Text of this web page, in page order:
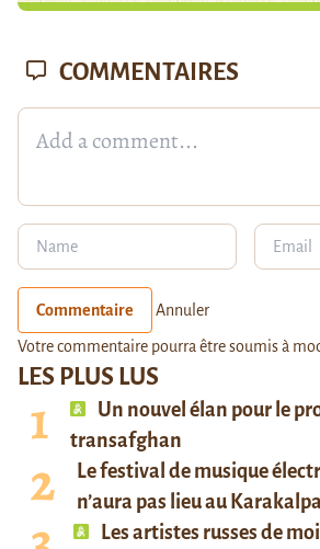
LES PLUS LUS
Un nouvel élan pour le
transafghan
Le festival de musique
n’aura pas lieu au
Les artistes russes de
COMMENTAIRES
Commentaire Annuler
Votre commentaire pourra être soumis à